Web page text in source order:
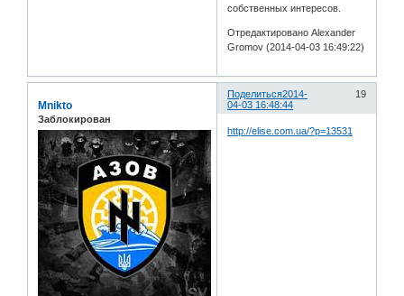
собственных интересов.
Отредактировано Alexander
Gromov (2014-04-03 16:49:22)
Поделиться 19
2014-
04-03 16:48:44
Mnikto
Заблокирован
http://elise.com.ua/?p=13531